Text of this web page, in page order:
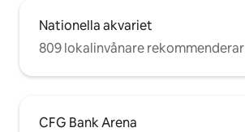
Nationella akvariet
809 lokalinvånare rekommenderar
CFG Bank Arena